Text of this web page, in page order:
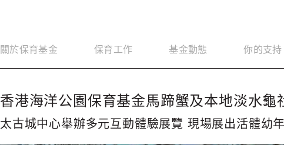
關於保育基金 保育工作 基金動態 你的支持
香港海洋公園保育基金馬蹄蟹及本地淡水龜
太古城中心舉辦多元互動體驗展覽 現場展出活體幼